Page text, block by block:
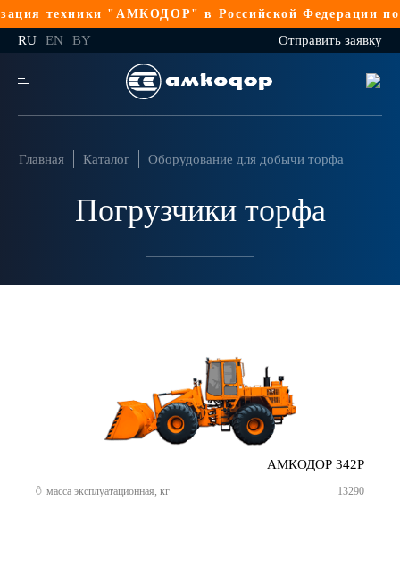
техники "АМКОДОР" в Российской Федерации по
RU EN BY Отправить заявку
Главная Каталог Оборудование для добычи торфа
Погрузчики торфа
АМКОДОР 342Р
масса эксплуатационная, кг 13290